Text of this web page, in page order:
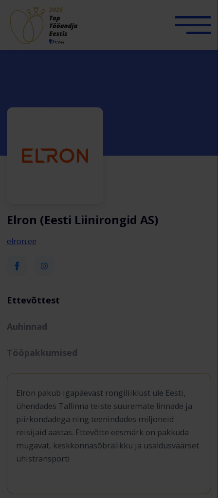
Elron (Eesti Liinirongid AS)
elron.ee
Ettevõttest
Auhinnad
Tööpakkumised
Elron pakub igapäevast rongiliiklust üle Eesti,
ühendades Tallinna teiste suuremate linnade ja
piirkondadega ning teenindades miljoneid
reisijaid aastas. Ettevõtte eesmärk on pakkuda
mugavat, keskkonnasõbralikku ja usaldusväärset
ühistransporti